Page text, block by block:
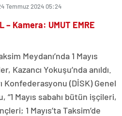
Temmuz 2024 05:24
– Kamera: UMUT EMRE
Meydanı’nda 1 Mayıs
Kazancı Yokuşu’nda anıldı.
Konfederasyonu (DİSK) Genel
“1 Mayıs sabahı bütün işçileri,
1 Mayıs’ta Taksim’de